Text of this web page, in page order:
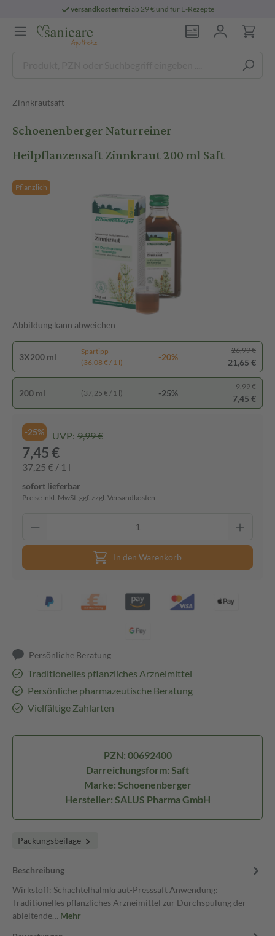
versandkostenfreiab 29 € und für E-Rezepte
Zinnkrautsaft
Schoenenberger Naturreiner
Heilpflanzensaft Zinnkraut 200 ml Saft
Pflanzlich
Abbildung kann abweichen
3X200 ml
Spartipp
(36,08 € / 1 l)
-20%
26,99 €
21,65 €
200 ml (37,25 € / 1 l) -25%
9,99 €
7,45 €
-25% UVP: 9,99 €
7,45 €
37,25 € / 1 l
sofort lieferbar
Preise inkl. MwSt. ggf. zzgl. Versandkosten
In den Warenkorb
Persönliche Beratung
Traditionelles pflanzliches Arzneimittel
Persönliche pharmazeutische Beratung
Vielfältige Zahlarten
PZN: 00692400
Darreichungsform: Saft
Marke: Schoenenberger
Hersteller: SALUS Pharma GmbH
Packungsbeilage
Beschreibung
Wirkstoff: Schachtelhalmkraut-Presssaft Anwendung:
Traditionelles pflanzliches Arzneimittel zur Durchspülung der
ableitende… Mehr